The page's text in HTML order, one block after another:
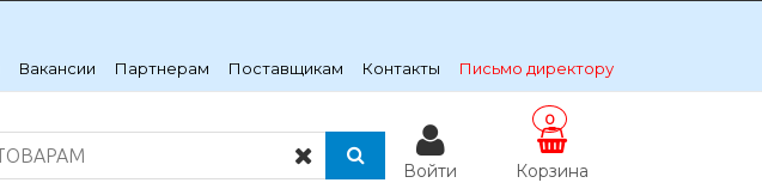
Вакансии Партнерам Поставщикам Контакты Письмо директору
Войти Корзина
0